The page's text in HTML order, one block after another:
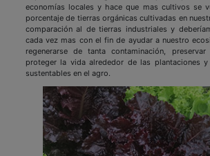
economías locales y hace que mas cultivos se
porcentaje de tierras orgánicas cultivadas en
comparación al de tierras industriales y
cada vez mas con el fin de ayudar a nuestro
regenerarse de tanta contaminación,
proteger la vida alrededor de las plantaciones
sustentables en el agro.